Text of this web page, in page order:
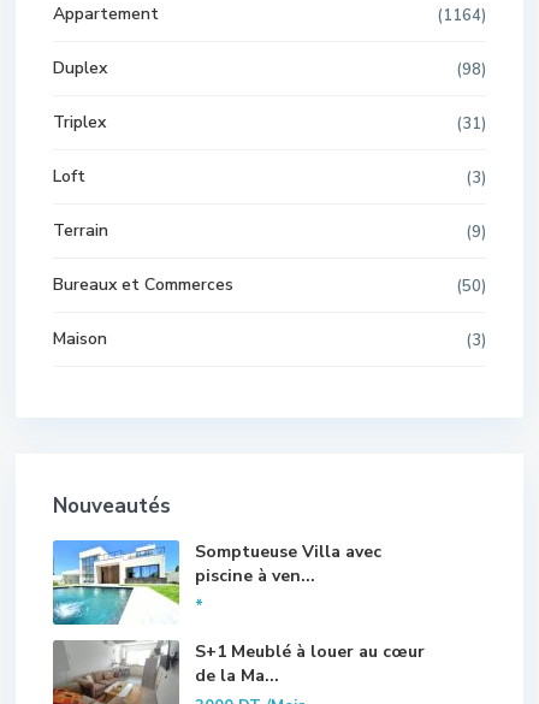
Appartement (1164)
Duplex (98)
Triplex (31)
Loft (3)
Terrain (9)
Bureaux et Commerces (50)
Maison (3)
Nouveautés
Somptueuse Villa avec
piscine à ven...
*
S+1 Meublé à louer au cœur
de la Ma...